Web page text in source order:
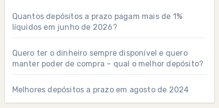
Quantos depósitos a prazo pagam mais de 1%
líquidos em junho de 2026?
Quero ter o dinheiro sempre disponível e quero
manter poder de compra – qual o melhor depósito?
Melhores depósitos a prazo em agosto de 2024